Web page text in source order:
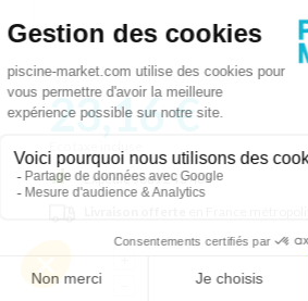
23,16 €
Expédié sous 24 à 48h